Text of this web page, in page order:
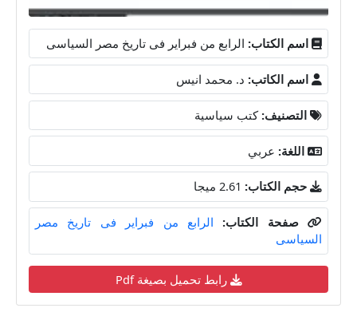
اسم الكتاب: الرابع من فبراير فى تاريخ مصر السياسى
اسم الكاتب: د. محمد انيس
التصنيف: كتب سياسية
اللغة: عربي
حجم الكتاب: 2.61 ميجا
صفحة الكتاب:
الرابع من فبراير فى تاريخ مصر
السياسى
رابط تحميل بصيغة Pdf